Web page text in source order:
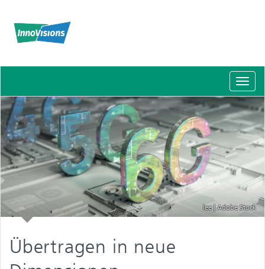
lee | Adobe Stock
Übertragen in neue